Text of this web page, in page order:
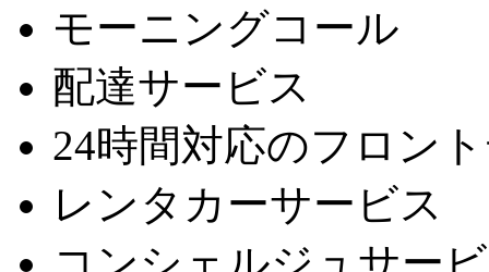
モーニングコール
配達サービス
24時間対応のフロン
レンタカーサービス